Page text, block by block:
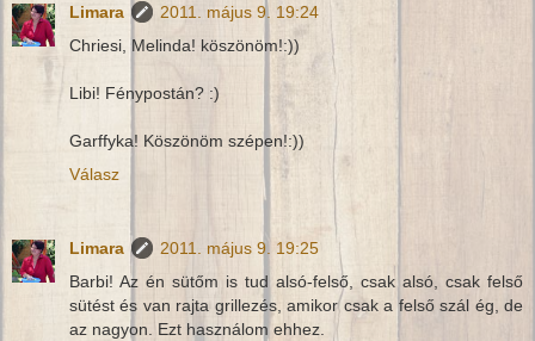
Limara
2011. május 9. 19:24
Chriesi, Melinda! köszönöm!:))
Libi! Fénypostán? :)
Garffyka! Köszönöm szépen!:))
Válasz
Limara
2011. május 9. 19:25
Barbi! Az én sütőm is tud alsó-felső, csak alsó, csak felső
sütést és van rajta grillezés, amikor csak a felső szál ég, de
az nagyon. Ezt használom ehhez.